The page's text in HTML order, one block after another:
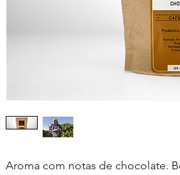
Aroma com notas de chocolate.